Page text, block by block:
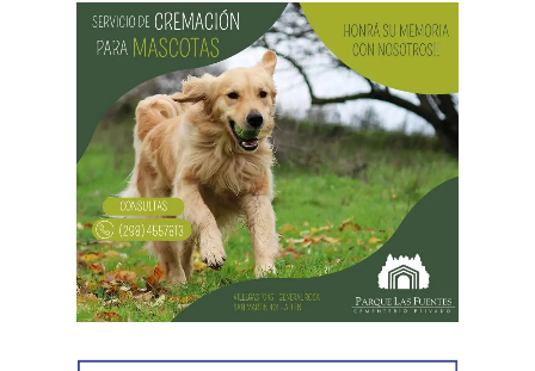
hombres le habían sustraído una bolsa con dinero en
efectivo y dos teléfonos celulares. En el lugar se
recuperó parte de los bienes robados y se detuvo al
primer involucrado.
En forma paralela, otra comisión policial se dirigió a
una vivienda ubicada en el barrio Villa Obrera,
señalada por la víctima. Allí se identificó al segundo
sospechosoy se llevaron adelante distintas diligencias
en el marco de la investigación.